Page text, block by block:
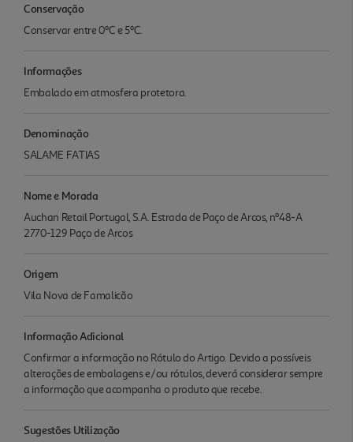
Conservação
Conservar entre 0ºC e 5ºC.
Informações
Embalado em atmosfera protetora.
Denominação
SALAME FATIAS
Nome e Morada
Auchan Retail Portugal, S.A. Estrada de Paço de Arcos, nº48-A
2770-129 Paço de Arcos
Origem
Vila Nova de Famalicão
Informação Adicional
Confirmar a informação no Rótulo do Artigo. Devido a possíveis
alterações de embalagens e/ou rótulos, deverá considerar sempre
a informação que acompanha o produto que recebe.
Sugestões Utilização